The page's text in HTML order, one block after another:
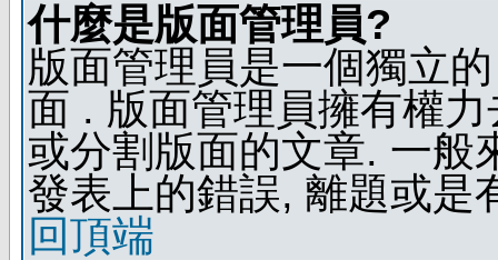
什麼是版面管理員?
版面管理員是一個獨立
面 . 版面管理員擁有權
或分割版面的文章. 一般
發表上的錯誤, 離題或是
回頂端